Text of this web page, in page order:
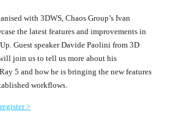
with 3DWS, Chaos Group’s Ivan
the latest features and improvements in
Guest speaker Davide Paolini from 3D
join us to tell us more about his
5 and how he is bringing the new features
workflows.
>